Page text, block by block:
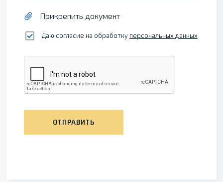
Прикрепить документ
Даю согласие на обработку персональных данных
ОТПРАВИТЬ